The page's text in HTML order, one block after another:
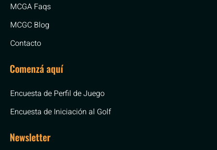
MCGA Faqs
MCGC Blog
Contacto
Comenzá aquí
Encuesta de Perfil de Juego
Encuesta de Iniciación al Golf
Newsletter